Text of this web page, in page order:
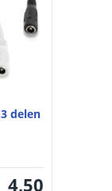
3 delen
4,50